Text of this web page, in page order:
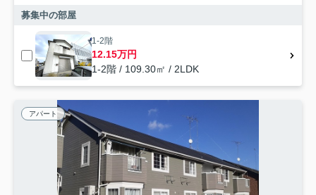
募集中の部屋
1-2階
12.15万円
1-2階 / 109.30㎡ / 2LDK
アパート